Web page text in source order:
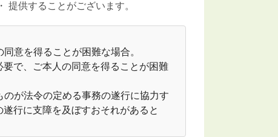
提供することがございます。
意を得ることが困難な場合。
で、ご本人の同意を得ることが困難
が法令の定める事務の遂行に協力す
行に支障を及ぼすおそれがあると